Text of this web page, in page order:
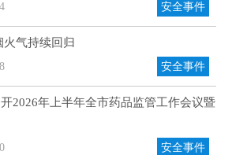
安全事件
气持续回归
安全事件
2026年上半年全市药品监管工作会议暨
安全事件